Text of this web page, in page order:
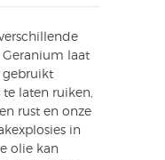
laat
gebruikt
laten ruiken,
rust en onze
in
olie kan